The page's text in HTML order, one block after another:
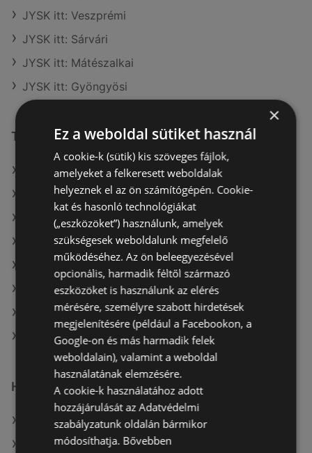
JYSK itt: Veszprémi
JYSK itt: Sárvári
JYSK itt: Mátészalkai
JYSK itt: Gyöngyösi
További linkek
A(z) JYSK ajánlatai
A(z) Bauhaus ajánlatai
A(z) Praktiker ajánlatai
A(z) Praktiker aktuális akciós újságjai
A(z) Bauhaus aktuális akciós újságjai
A(z) OBI Hungary Retail kft aktuális akciós újságjai
A(z) Vil-For aktuális akciós újságjai
A(z) JYSK üzletei itt: Sopron-Fertődi
Hasonló kiskereskedők
A(z) Bauhaus ajánlatai
A(z) OBI Hungary Retail kft ajánlatai
×
Ez a weboldal sütiket használ
A cookie-k (sütik) kis szöveges fájlok,
amelyeket a felkeresett weboldalak
helyeznek el az ön számítógépén. Cookie-
kat és hasonló technológiákat
(„eszközöket”) használunk, amelyek
szükségesek weboldalunk megfelelő
működéséhez. Az ön beleegyezésével
opcionális, harmadik féltől származó
eszközöket is használunk az elérés
mérésére, személyre szabott hirdetések
megjelenítésére (például a Facebookon, a
Google-on és más harmadik felek
weboldalain), valamint a weboldal
használatának elemzésére.
A cookie-k használatához adott
hozzájárulását az Adatvédelmi
szabályzatunk oldalán bármikor
módosíthatja. Bővebben